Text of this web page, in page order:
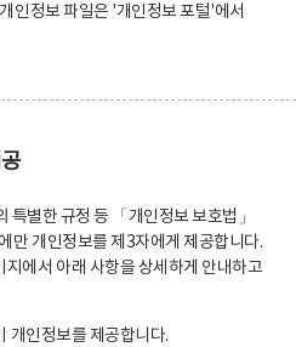
인정보 파일은 '개인정보 포털'에서
특별한 규정 등 「개인정보 보호법」
만 개인정보를 제3자에게 제공합니다.
에서 아래 사항을 상세하게 안내하고
개인정보를 제공합니다.